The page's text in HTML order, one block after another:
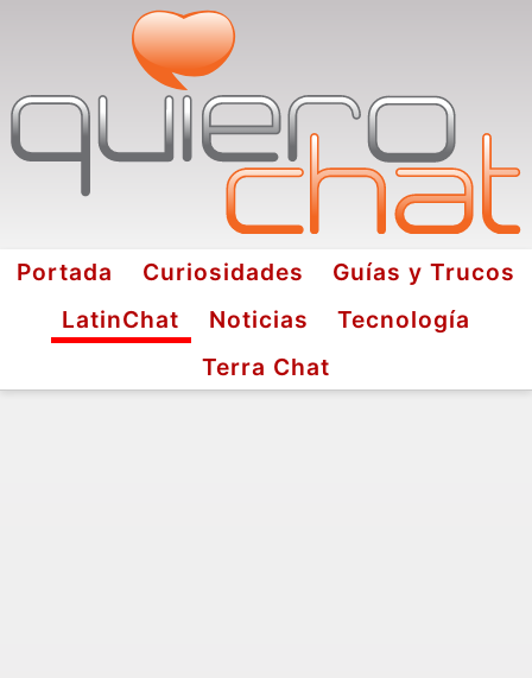
Portada Curiosidades
Guías y Trucos
LatinChat
Noticias
Tecnología
Terra Chat